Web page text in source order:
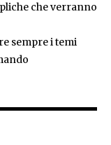
che verranno
sempre i temi